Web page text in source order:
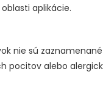
aplikácie.
nie sú
pocitov alebo